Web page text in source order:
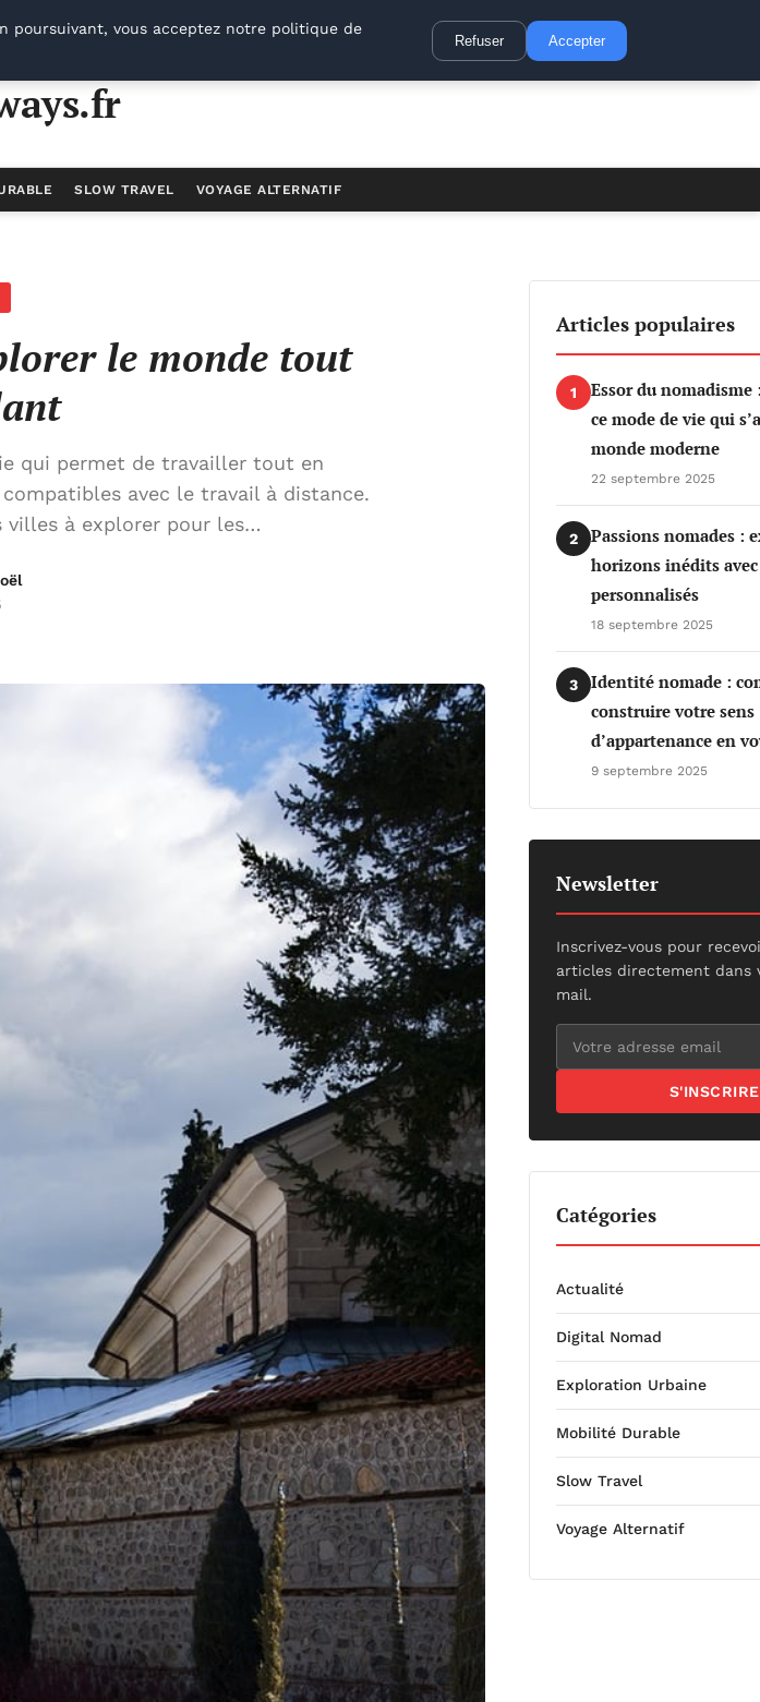
SLOW TRAVEL VOYAGE ALTERNATIF
le monde tout
qui permet de travailler tout en
avec le travail à distance.
villes à explorer pour les…
Articles populaires
1
Essor du nomadisme
ce mode de vie qui
monde moderne
22 septembre 2025
2
Passions nomades :
horizons inédits avec
personnalisés
18 septembre 2025
3
Identité nomade :
construire votre sens
d’appartenance en
9 septembre 2025
Newsletter
Inscrivez-vous pour
articles directement dans
mail.
S'INSCRIRE
Catégories
Actualité
Digital Nomad
Exploration Urbaine
Mobilité Durable
Slow Travel
Voyage Alternatif
poursuivant, vous acceptez notre politique de
Refuser Accepter